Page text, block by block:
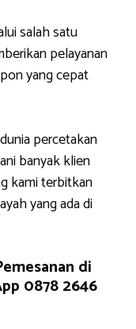
salah satu
pelayanan
yang cepat
percetakan
banyak klien
kami terbitkan
yang ada di
di
0878 2646